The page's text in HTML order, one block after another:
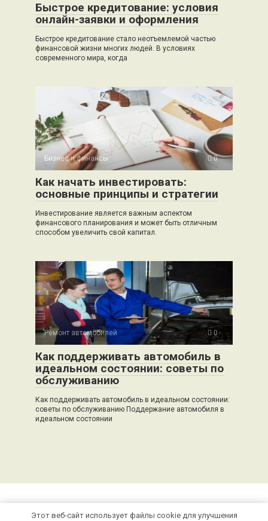
Быстрое кредитование: условия
онлайн-заявки и оформления
Быстрое кредитование стало неотъемлемой частью
финансовой жизни многих людей. В условиях
современного мира, когда
Бизнес и финансы 0
Как начать инвестировать:
основные принципы и стратегии
Инвестирование является важным аспектом
финансового планирования и может быть отличным
способом увеличить свой капитал.
Ремонт автомобилей 0
Как поддерживать автомобиль в
идеальном состоянии: советы по
обслуживанию
Как поддерживать автомобиль в идеальном состоянии:
советы по обслуживанию Поддержание автомобиля в
идеальном состоянии
Этот веб-сайт использует файлы cookie для улучшения